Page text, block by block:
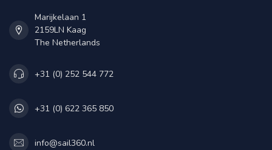
Marijkelaan 1
2159LN Kaag
The Netherlands
+31 (0) 252 544 772
+31 (0) 622 365 850
info@sail360.nl